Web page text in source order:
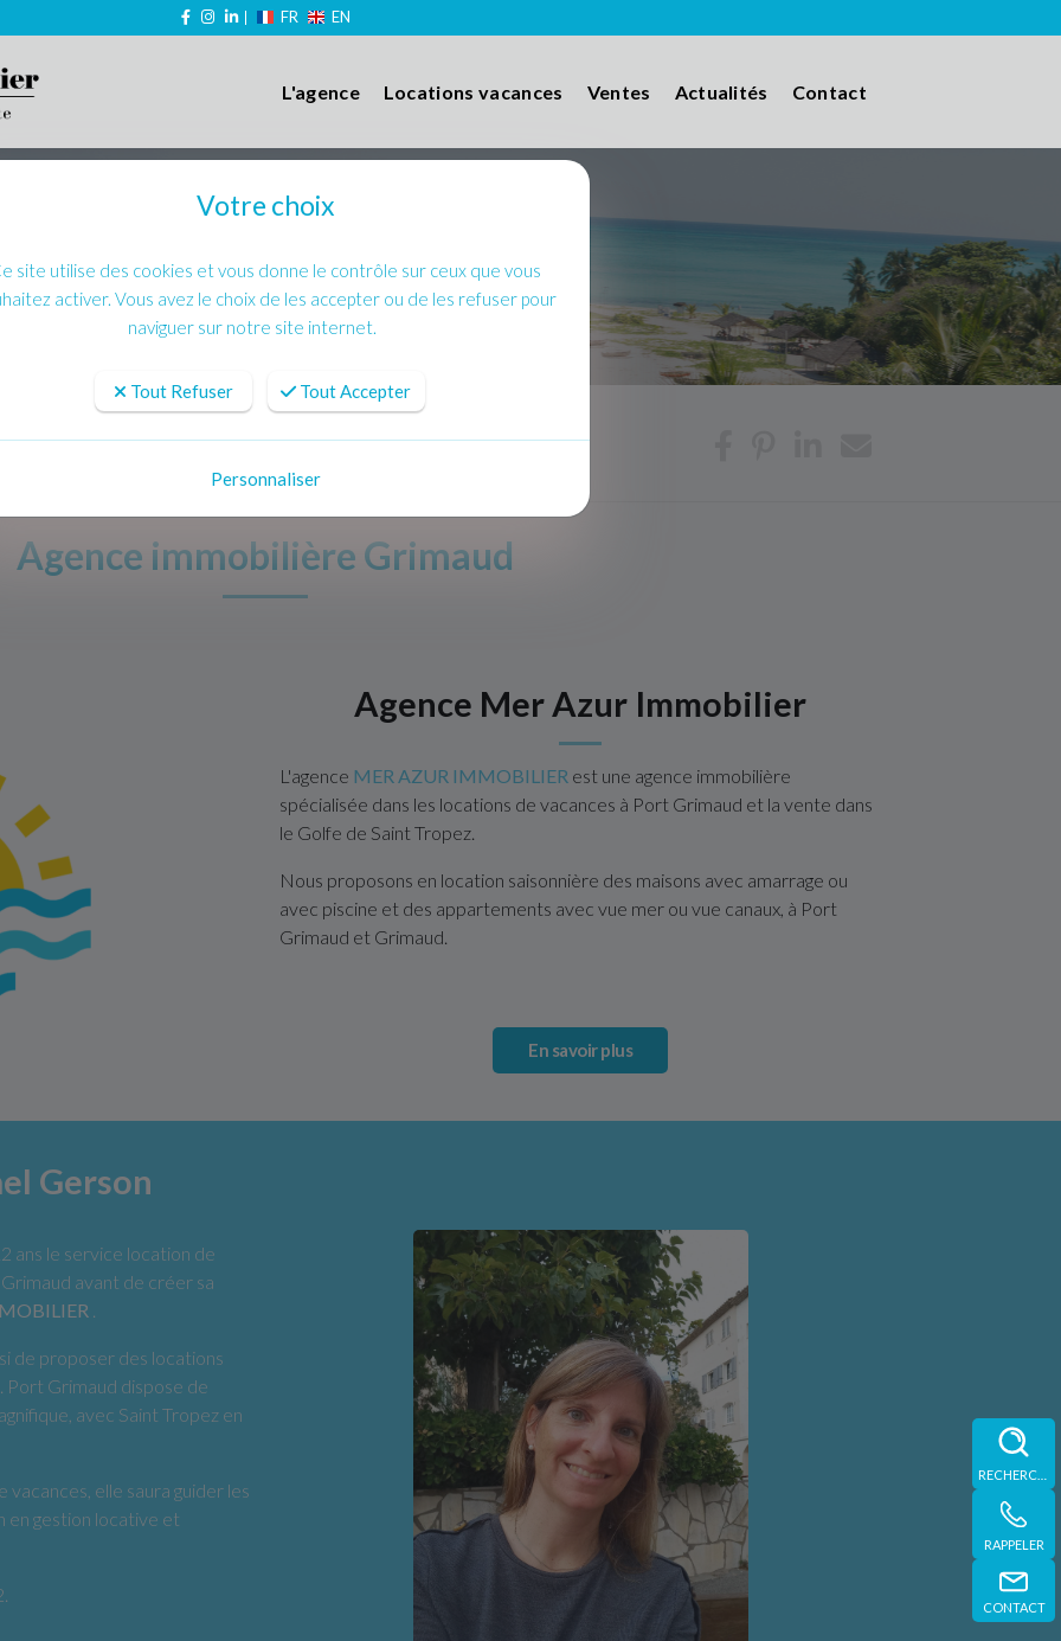
FR EN
L'agence Locations vacances Ventes Actualités Contact
RAPPELER
CONTACT
Agence immobilière Grimaud
Agence Mer Azur Immobilier
L'agence MER AZUR IMMOBILIER est une agence immobilière
spécialisée dans les locations de vacances à Port Grimaud et la vente dans
le Golfe de Saint Tropez.
Nous proposons en location saisonnière des maisons avec amarrage ou
avec piscine et des appartements avec vue mer ou vue canaux, à Port
Grimaud et Grimaud.
En savoir plus
Gerson
ans le service location de
avant de créer sa
de proposer des locations
Port Grimaud dispose de
avec Saint Tropez en
elle saura guider les
gestion locative et
Votre choix
site utilise des cookies et vous donne le contrôle sur ceux que vous
activer. Vous avez le choix de les accepter ou de les refuser pour
naviguer sur notre site internet.
Tout Refuser Tout Accepter
Personnaliser